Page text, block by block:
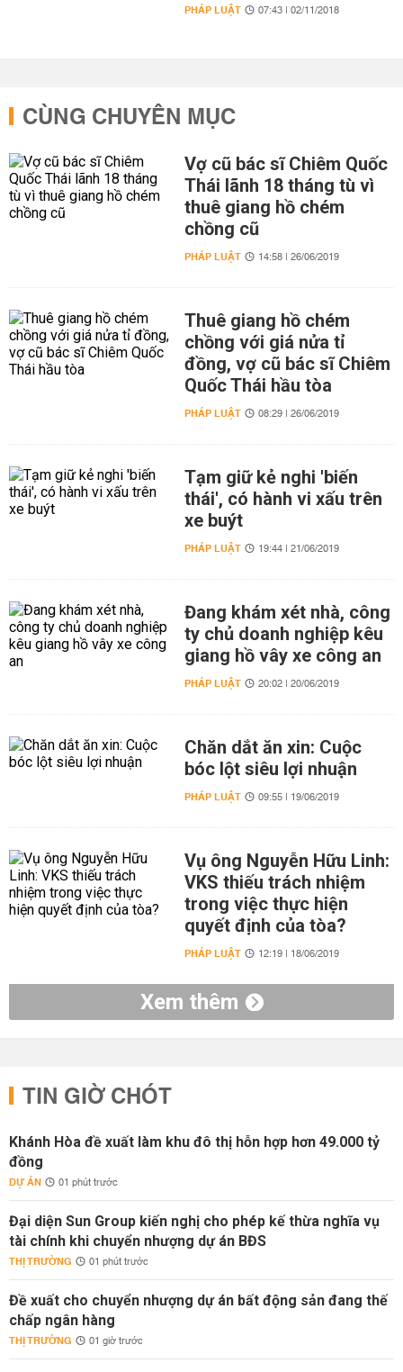
PHÁP LUẬT 07:43 | 02/11/2018
CÙNG CHUYÊN MỤC
Vợ cũ bác sĩ Chiêm Quốc
Thái lãnh 18 tháng tù vì
thuê giang hồ chém
chồng cũ
PHÁP LUẬT 14:58 | 26/06/2019
Thuê giang hồ chém
chồng với giá nửa tỉ
đồng, vợ cũ bác sĩ Chiêm
Quốc Thái hầu tòa
PHÁP LUẬT 08:29 | 26/06/2019
Tạm giữ kẻ nghi 'biến
thái', có hành vi xấu trên
xe buýt
PHÁP LUẬT 19:44 | 21/06/2019
Đang khám xét nhà, công
ty chủ doanh nghiệp kêu
giang hồ vây xe công an
PHÁP LUẬT 20:02 | 20/06/2019
Chăn dắt ăn xin: Cuộc
bóc lột siêu lợi nhuận
PHÁP LUẬT 09:55 | 19/06/2019
Vụ ông Nguyễn Hữu Linh:
VKS thiếu trách nhiệm
trong việc thực hiện
quyết định của tòa?
PHÁP LUẬT 12:19 | 18/06/2019
Xem thêm
TIN GIỜ CHÓT
Khánh Hòa đề xuất làm khu đô thị hỗn hợp hơn 49.000 tỷ
đồng
DỰ ÁN 01 phút trước
Đại diện Sun Group kiến nghị cho phép kế thừa nghĩa vụ
tài chính khi chuyển nhượng dự án BĐS
THỊ TRƯỜNG 01 phút trước
Đề xuất cho chuyển nhượng dự án bất động sản đang thế
chấp ngân hàng
THỊ TRƯỜNG 01 giờ trước